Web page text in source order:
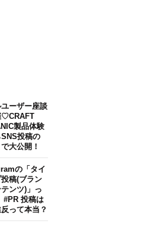
ーザー座談
♡CRAFT
製品体験
投稿の
大公開！
の「タイ
稿(ブラン
テンツ)」っ
#PR 投稿は
って本当？